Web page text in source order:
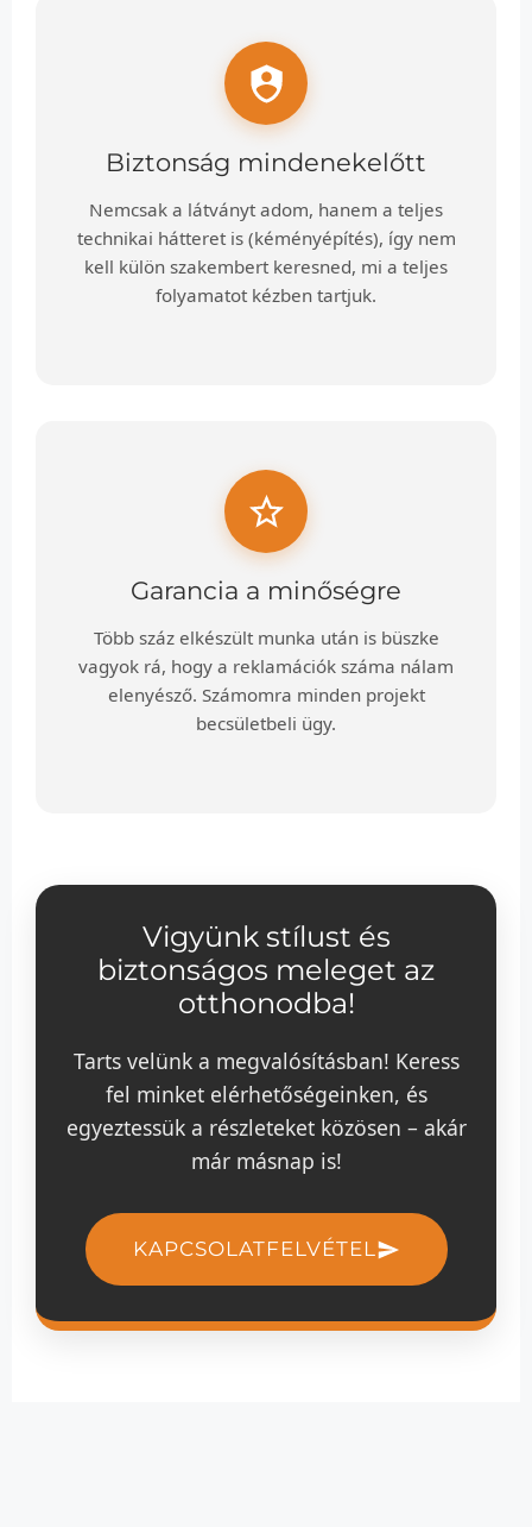
Biztonság mindenekelőtt
Nemcsak a látványt adom, hanem a teljes
technikai hátteret is (kéményépítés), így nem
kell külön szakembert keresned, mi a teljes
folyamatot kézben tartjuk.
Garancia a minőségre
Több száz elkészült munka után is büszke
vagyok rá, hogy a reklamációk száma nálam
elenyésző. Számomra minden projekt
becsületbeli ügy.
Vigyünk stílust és
biztonságos meleget az
otthonodba!
Tarts velünk a megvalósításban! Keress
fel minket elérhetőségeinken, és
egyeztessük a részleteket közösen – akár
már másnap is!
KAPCSOLATFELVÉTEL